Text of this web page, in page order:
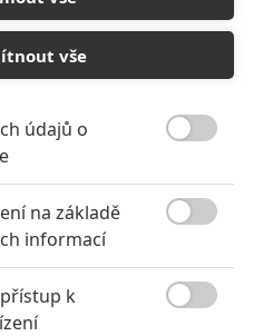
lže, vážení čtenáři. Film
vůbec. A jestli to pomohlo
lež za to stála. Protože
dobře. Akčňák natočilJohn
jako Hard Boiled, Killer nebo
dobrý film už více než
byla kvalita jeho práce
zveřejněný trailer
vše
údajů o
na základě
informací
k